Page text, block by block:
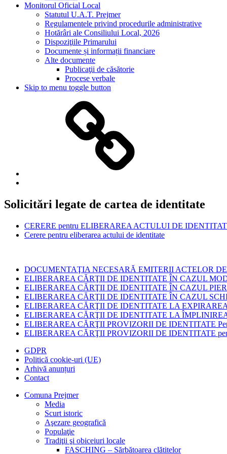
Monitorul Oficial Local
Statutul U.A.T. Prejmer
Regulamentele privind procedurile administrative
Hotărâri ale Consiliului Local, 2026
Dispoziţiile Primarului
Documente și informații financiare
Alte documente
Publicaţii de căsătorie
Procese verbale
Skip to menu toggle button
top
↑
Solicitări legate de cartea de identitate
CERERE pentru ELIBERAREA ACTULUI DE
Cerere pentru eliberarea actului de identitate
DOCUMENTAŢIA NECESARĂ EMITERII ACTELOR
ELIBERAREA CĂRŢII DE IDENTITATE ÎN CAZUL
ELIBERAREA CĂRŢII DE IDENTITATE ÎN CAZUL
ELIBERAREA CĂRŢII DE IDENTITATE ÎN CAZUL
ELIBERAREA CĂRŢII DE IDENTITATE LA
ELIBERAREA CĂRŢII DE IDENTITATE LA
ELIBERAREA CĂRŢII PROVIZORII DE IDENTITATE
ELIBERAREA CĂRŢII PROVIZORII DE IDENTITATE
Skip
back
main
GDPR
Politică cookie-uri (UE)
Arhivă anunțuri
Contact
Comuna Prejmer
Media
Scurt istoric
Aşezare geografică
Populaţie
Tradiţii şi obiceiuri locale
FASCHING – Sărbătoarea clătitelor